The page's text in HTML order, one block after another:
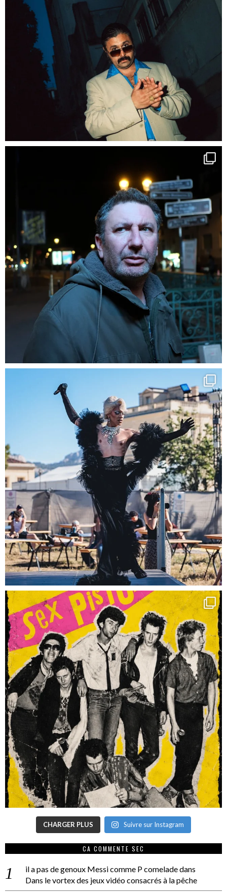
CHARGER PLUS Suivre sur Instagram
CA COMMENTE SEC
il a pas de genoux Messi comme P comeladedans
Dans le vortex des jeux vidéo consacrés à la pêche